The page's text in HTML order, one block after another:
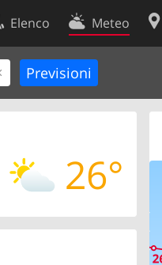
Elenco Meteo
26°
Contatti
Condizioni d’uso